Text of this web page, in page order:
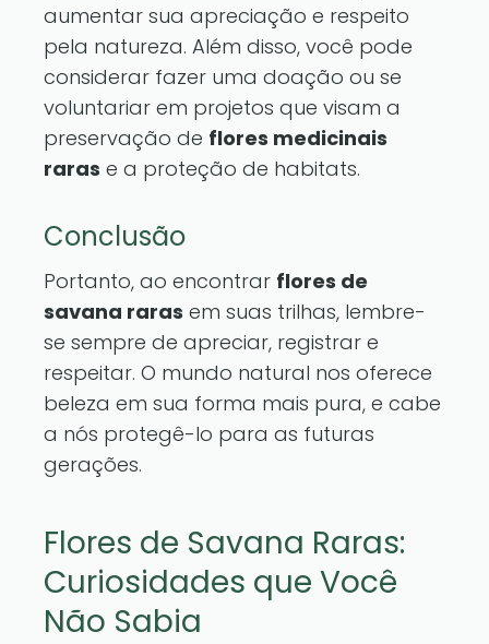
aumentar sua apreciação e respeito
pela natureza. Além disso, você pode
considerar fazer uma doação ou se
voluntariar em projetos que visam a
preservação de flores medicinais
raras e a proteção de habitats.
Conclusão
Portanto, ao encontrar flores de
savana raras em suas trilhas, lembre-
se sempre de apreciar, registrar e
respeitar. O mundo natural nos oferece
beleza em sua forma mais pura, e cabe
a nós protegê-lo para as futuras
gerações.
Flores de Savana Raras:
Curiosidades que Você
Não Sabia